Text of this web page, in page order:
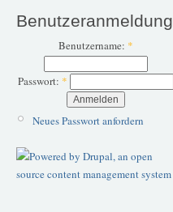
Benutzeranmeldung
Benutzername: *
Passwort: *
Neues Passwort anfordern